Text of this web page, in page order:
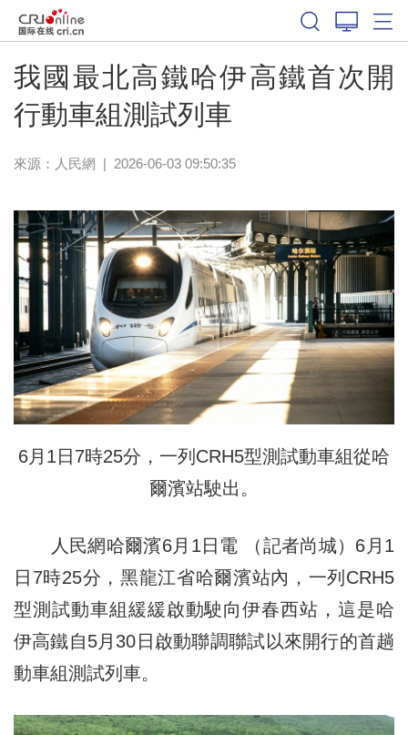
我國最北高鐵哈伊高鐵首次開
行動車組測試列車
來源： 人民網 | 2026-06-03 09:50:35
6月1日7時25分，一列CRH5型測試動車組從哈
爾濱站駛出。
人民網哈爾濱6月1日電 （記者尚城）6月1
日7時25分，黑龍江省哈爾濱站內，一列CRH5
型測試動車組緩緩啟動駛向伊春西站，這是哈
伊高鐵自5月30日啟動聯調聯試以來開行的首趟
動車組測試列車。